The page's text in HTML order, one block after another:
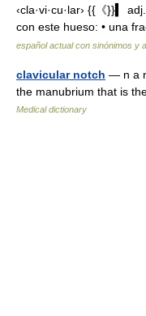
‹cla·vi·cu·lar› {{《}}▍
con este hueso: • una
español actual con sinónimos y
clavicular notch — n a
the manubrium that is
Medical dictionary